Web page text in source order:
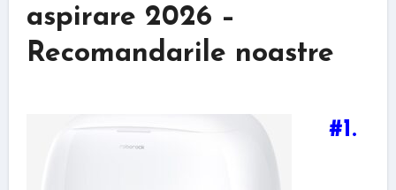
aspirare 2026 –
Recomandarile noastre
#1.